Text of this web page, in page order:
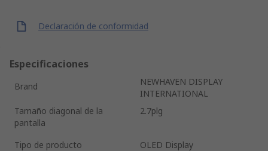
Declaración de conformidad
Especificaciones
Brand
NEWHAVEN DISPLAY
INTERNATIONAL
Tamaño diagonal de la
pantalla
2.7plg
Tipo de producto
OLED Display